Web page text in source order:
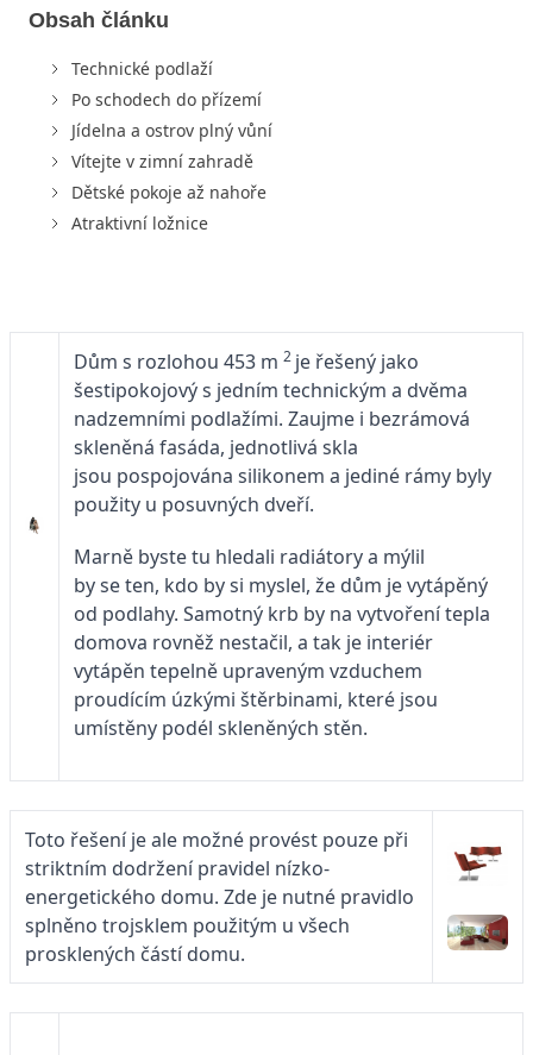
Obsah článku
Technické podlaží
Po schodech do přízemí
Jídelna a ostrov plný vůní
Vítejte v zimní zahradě
Dětské pokoje až nahoře
Atraktivní ložnice
Dům s rozlohou 453 m 2 je řešený jako
šestipokojový s jedním technickým a dvěma
nadzemními podlažími. Zaujme i bezrámová
skleněná fasáda, jednotlivá skla
jsou pospojována silikonem a jediné rámy byly
použity u posuvných dveří.
Marně byste tu hledali radiátory a mýlil
by se ten, kdo by si myslel, že dům je vytápěný
od podlahy. Samotný krb by na vytvoření tepla
domova rovněž nestačil, a tak je interiér
vytápěn tepelně upraveným vzduchem
proudícím úzkými štěrbinami, které jsou
umístěny podél skleněných stěn.
Toto řešení je ale možné provést pouze při
striktním dodržení pravidel nízko-
energetického domu. Zde je nutné pravidlo
splněno trojsklem použitým u všech
prosklených částí domu.